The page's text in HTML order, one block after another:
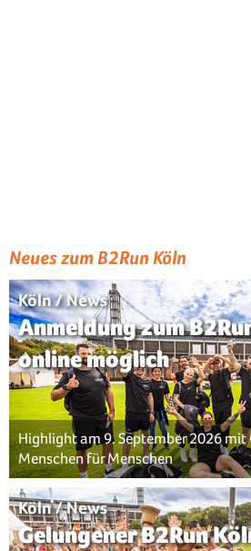
Neues zum B2Run Köln
Köln / News
Anmeldung zum
online möglich
Highlight am 9. September 2026
Menschen für Menschen
Köln / News
Gelungener B2Run